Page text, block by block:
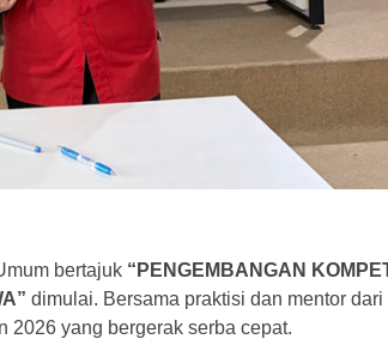
bertajuk “PENGEMBANGAN
dimulai. Bersama praktisi dan mentor
2026 yang bergerak serba cepat.